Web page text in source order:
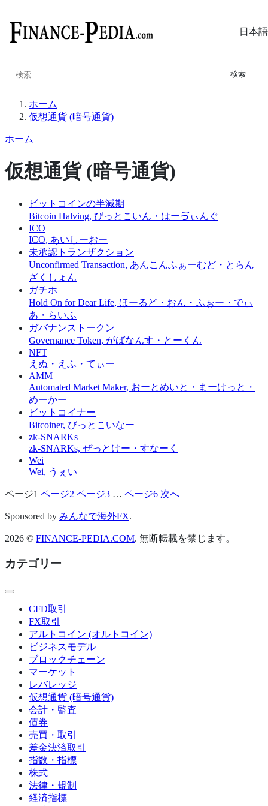
日本語
検
ホーム
仮想通貨 (暗号通貨)
ホーム
仮想通貨 (暗号通貨)
ビットコインの半減期
Bitcoin Halving, びっとこいん・はーゔぃんぐ
ICO
ICO, あいしーおー
未承認トランザクション
Unconfirmed Transaction, あんこんふぁーむど・とらん
ざくしょん
ガチホ
Hold On for Dear Life, ほーるど・おん・ふぉー・でぃ
あ・らいふ
ガバナンストークン
Governance Token, がばなんす・とーくん
NFT
えぬ・えふ・てぃー
AMM
Automated Market Maker, おーとめいと・まーけっと・
めーかー
ビットコイナー
Bitcoiner, びっとこいなー
zk-SNARKs
zk-SNARKs, ぜっとけー・すなーく
Wei
Wei, うぇい
投
稿
の
ー
ジ
ページ1 ページ2 ページ3 … ページ6 次へ
Sponsored by みんなで海外FX.
2026 © FINANCE-PEDIA.COM. 無断転載を禁じます。
カテゴリー
CFD取引
FX取引
アルトコイン (オルトコイン)
ビジネスモデル
ブロックチェーン
マーケット
レバレッジ
仮想通貨 (暗号通貨)
会計・監査
債券
売買・取引
差金決済取引
指数・指標
株式
法律・規制
経済指標